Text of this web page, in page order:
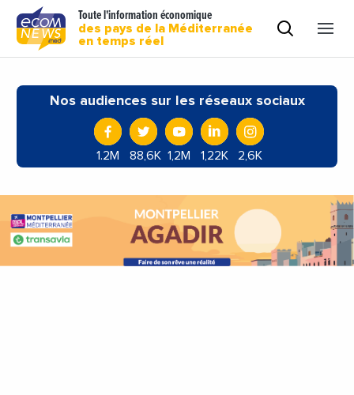
Toute l'information économique
des pays de la Méditerranée
en temps réel
Nos audiences sur les réseaux sociaux
1.2M 88,6K 1,2M 1,22K 2,6K